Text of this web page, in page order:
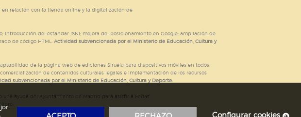
en relación con la tienda online y la digitalización de
introducción del estándar ISNI; mejora del posicionamiento en Google; ampliación de
de código HTML. Actividad subvencionada por el Ministerio de Educación, Cultura y
de la página web de ediciones Siruela para dispositivos móviles en todos
de contenidos culturales legales e implementación de los recursos
subvencionada por el Ministerio de Educación, Cultura y Deporte.
Configurar cookies